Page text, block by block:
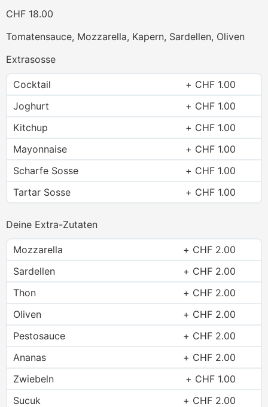
CHF 18.00
Tomatensauce, Mozzarella, Kapern, Sardellen, Oliven
Extrasosse
Cocktail CHF 1.00
Joghurt
CHF 1.00
Kitchup
CHF 1.00
Mayonnaise
CHF 1.00
Scharfe Sosse
CHF 1.00
Tartar Sosse
CHF 1.00
Deine Extra-Zutaten
Mozzarella CHF 2.00
Sardellen
CHF 2.00
Thon
CHF 2.00
Oliven
CHF 2.00
Pestosauce
CHF 2.00
Ananas
CHF 2.00
Zwiebeln
CHF 1.00
Sucuk
CHF 2.00